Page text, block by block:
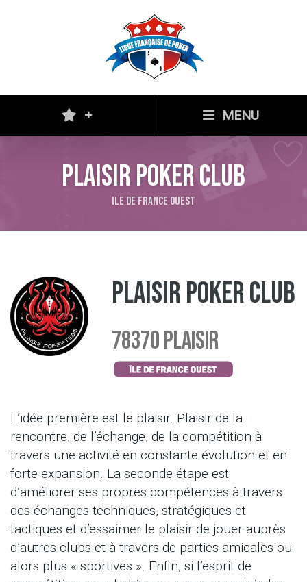
+ MENU
Plaisir Poker Club
Ile de France Ouest
Plaisir Poker Club
78370 PLAISIR
L’idée première est le plaisir. Plaisir de la
rencontre, de l’échange, de la compétition à
travers une activité en constante évolution et en
forte expansion. La seconde étape est
d’améliorer ses propres compétences à travers
des échanges techniques, stratégiques et
tactiques et d’essaimer le plaisir de jouer auprès
d’autres clubs et à travers de parties amicales ou
alors plus « sportives ». Enfin, si l’esprit de